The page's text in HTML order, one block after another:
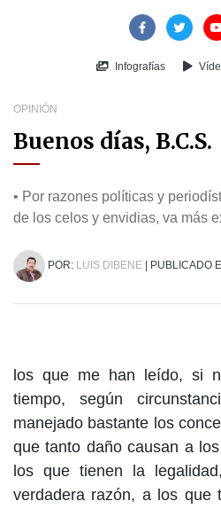
Infografías
OPINIÓN
Buenos días, B.C.S.
• Por razones políticas y
de los celos y envidias, va más
POR: LUIS DIBENE | PUBLICADO
los que me han leído, si
tiempo, según
manejado bastante los
que tanto daño causan a
los que tienen la
verdadera razón, a los que